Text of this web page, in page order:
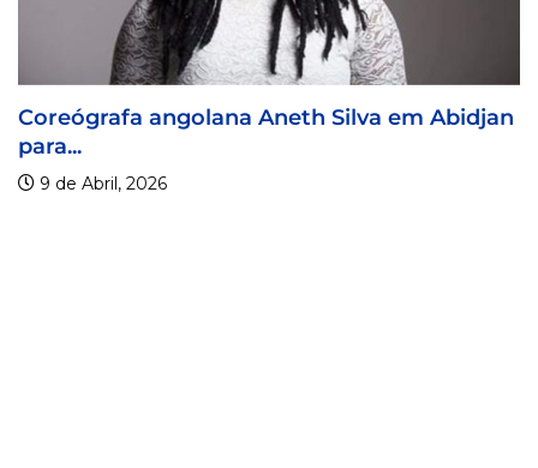
Aneth Silva em Abidjan Visa For